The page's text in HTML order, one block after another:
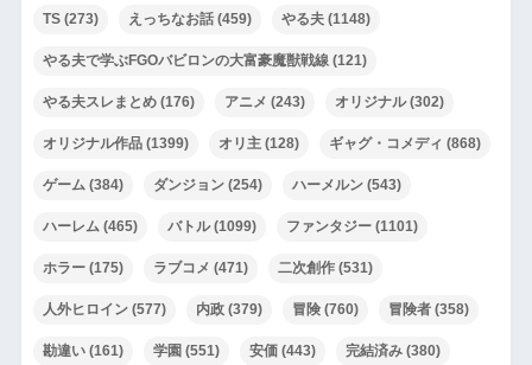
TS(273) えっちなお話(459) やる夫(1148)
やる夫で学ぶFGOバビロンの大富豪魔獣戦線(121)
やる夫スレまとめ(176) アニメ (243) オリジナル(302)
オリジナル作品(1399) オリ主(128) ギャグ・コメディ (868)
ゲーム(384) ダンジョン(254) ハーメルン(543)
ハーレム(465) バトル(1099) ファンタジー(1101)
ホラー(175) ラブコメ (471) 二次創作(531)
人外ヒロイン(577) 内政(379) 冒険(760) 冒険者(358)
勘違い(161) 学園 (551) 安価(443) 完結済み(380)